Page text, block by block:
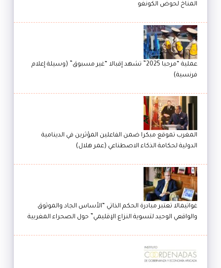
المناخ لحوض الكونغو
عملية “مرحبا 2025” تشهد إقبالا “غير مسبوق” (وسيلة إعلام
فرنسية)
المغرب تموقع مبكرا ضمن الفاعلين المؤثرين في الدينامية
الدولية لحكامة الذكاء الاصطناعي (عمر هلال)
غواتيمالا تعتبر مبادرة الحكم الذاتي “الأساس الجاد والموثوق
والواقعي الوحيد لتسوية النزاع الإقليمي” حول الصحراء المغربية